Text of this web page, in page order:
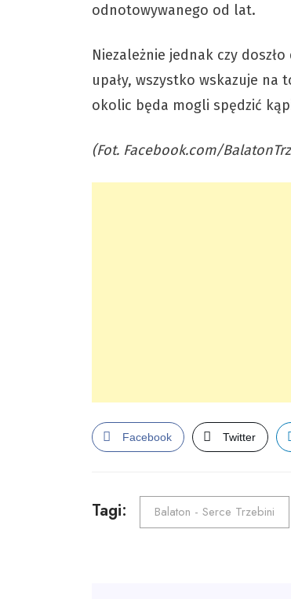
odnotowywanego od lat.
Niezależnie jednak czy
upały, wszystko wskazuje na
okolic będa mogli spędzić
(Fot. Facebook.com/
Facebook Twitter
Tagi: Balaton - Serce Trzebini